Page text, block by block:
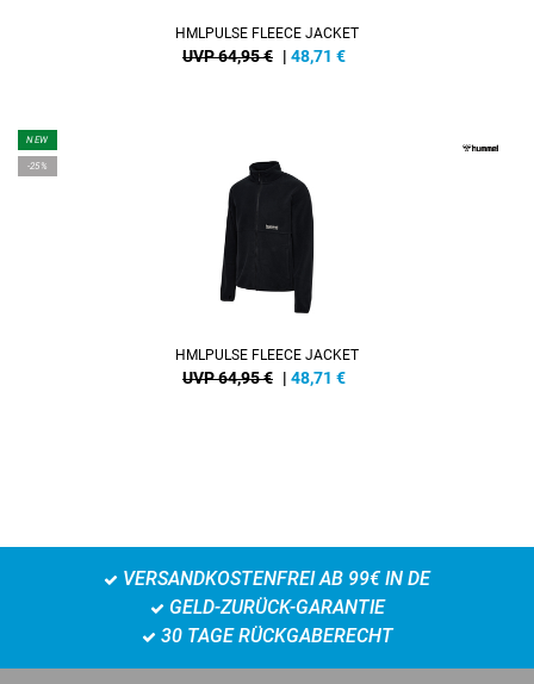
HMLPULSE FLEECE JACKET
UVP 64,95 € | 48,71 €
NEW
-25%
HMLPULSE FLEECE JACKET
UVP 64,95 € | 48,71 €
VERSANDKOSTENFREI AB 99€ IN DE
GELD-ZURÜCK-GARANTIE
30 TAGE RÜCKGABERECHT